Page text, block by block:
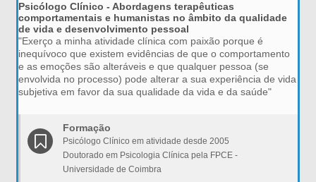
Psicólogo Clínico - Abordagens terapêuticas
comportamentais e humanistas no âmbito da qualidade
de vida e desenvolvimento pessoal
"Exerço a minha atividade clínica com paixão porque é
inequívoco que existem evidências de que o comportamento
e as emoções são alteráveis e que qualquer pessoa (se
envolvida no processo) pode alterar a sua experiência de vida
subjetiva em favor da sua qualidade da vida e da saúde"
Formação
Psicólogo Clínico em atividade desde 2005
Doutorado em Psicologia Clínica pela FPCE -
Universidade de Coimbra